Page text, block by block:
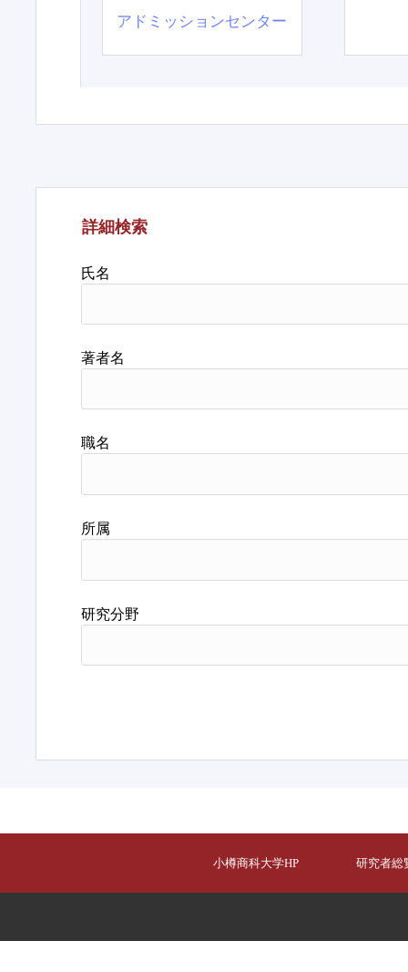
アドミッションセンター
詳細検索
氏名
著者名
職名
所属
研究分野
小樽商科大学HP 研究者総